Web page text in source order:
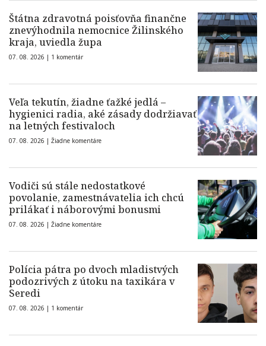
Štátna zdravotná poisťovňa finančne
znevýhodnila nemocnice Žilinského
kraja, uviedla župa
07. 08. 2026 | 1 komentár
Veľa tekutín, žiadne ťažké jedlá –
hygienici radia, aké zásady dodržiavať
na letných festivaloch
07. 08. 2026 | Žiadne komentáre
Vodiči sú stále nedostatkové
povolanie, zamestnávatelia ich chcú
prilákať i náborovými bonusmi
07. 08. 2026 | Žiadne komentáre
Polícia pátra po dvoch mladistvých
podozrivých z útoku na taxikára v
Seredi
07. 08. 2026 | 1 komentár